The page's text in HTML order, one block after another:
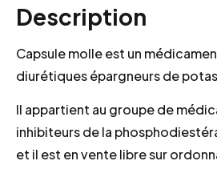
Description
Capsule molle est un
diurétiques épargneurs de
Il appartient au groupe de
inhibiteurs de la
et il est en vente libre sur